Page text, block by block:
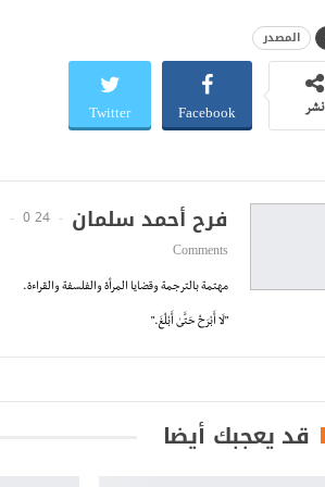
المصدر
نشر Facebook
Twitter
فرح أحمد سلمان 24 Posts
0
Comments
مهتمة بالترجمة وقضايا المرأة والفلسفة والقراءة.
"لَا أَبْرَحُ حَتَّىٰ أَبْلُغَ."
قد يعجبك أيضا